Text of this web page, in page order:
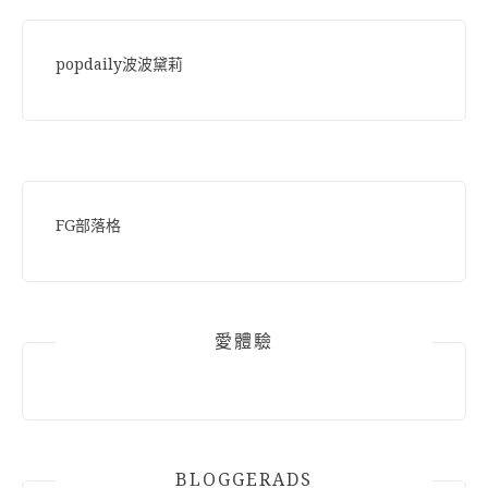
popdaily波波黛莉
FG部落格
愛體驗
BLOGGERADS